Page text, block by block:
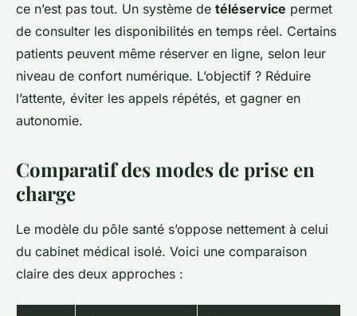
ce n’est pas tout. Un système de téléservice permet
de consulter les disponibilités en temps réel. Certains
patients peuvent même réserver en ligne, selon leur
niveau de confort numérique. L’objectif ? Réduire
l’attente, éviter les appels répétés, et gagner en
autonomie.
Comparatif des modes de prise en
charge
Le modèle du pôle santé s’oppose nettement à celui
du cabinet médical isolé. Voici une comparaison
claire des deux approches :